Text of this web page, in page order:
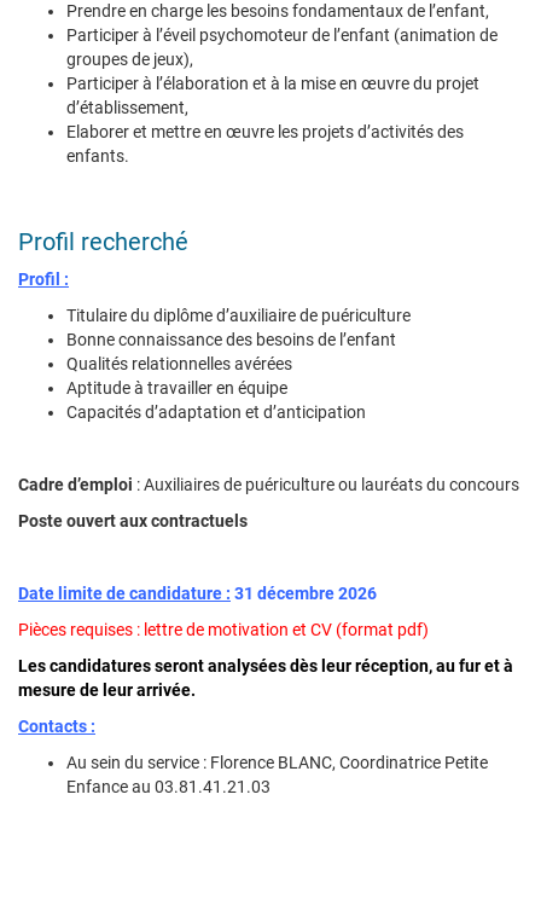
Prendre en charge les besoins fondamentaux de l’enfant,
Participer à l’éveil psychomoteur de l’enfant (animation de
groupes de jeux),
Participer à l’élaboration et à la mise en œuvre du projet
d’établissement,
Elaborer et mettre en œuvre les projets d’activités des
enfants.
Profil recherché
Profil :
Titulaire du diplôme d’auxiliaire de puériculture
Bonne connaissance des besoins de l’enfant
Qualités relationnelles avérées
Aptitude à travailler en équipe
Capacités d’adaptation et d’anticipation
Cadre d’emploi : Auxiliaires de puériculture ou lauréats du concours
Poste ouvert aux contractuels
Date limite de candidature : 31 décembre 2026
Pièces requises : lettre de motivation et CV (format pdf)
Les candidatures seront analysées dès leur réception, au fur et à
mesure de leur arrivée.
Contacts :
Au sein du service : Florence BLANC, Coordinatrice Petite
Enfance au 03.81.41.21.03